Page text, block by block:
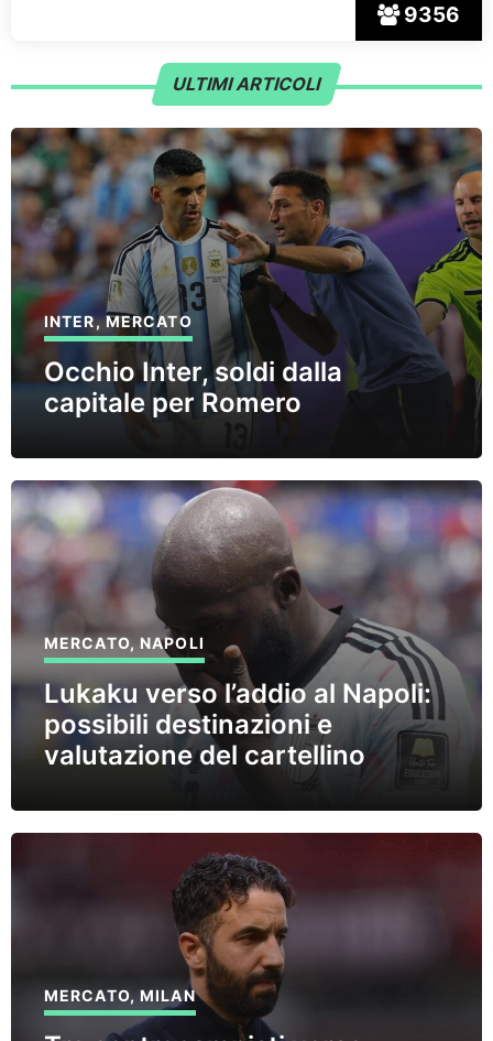
9356
ULTIMI ARTICOLI
INTER,MERCATO
Occhio Inter, soldi dalla
capitale per Romero
MERCATO,NAPOLI
Lukaku verso l’addio al Napoli:
possibili destinazioni e
valutazione del cartellino
MERCATO,MILAN